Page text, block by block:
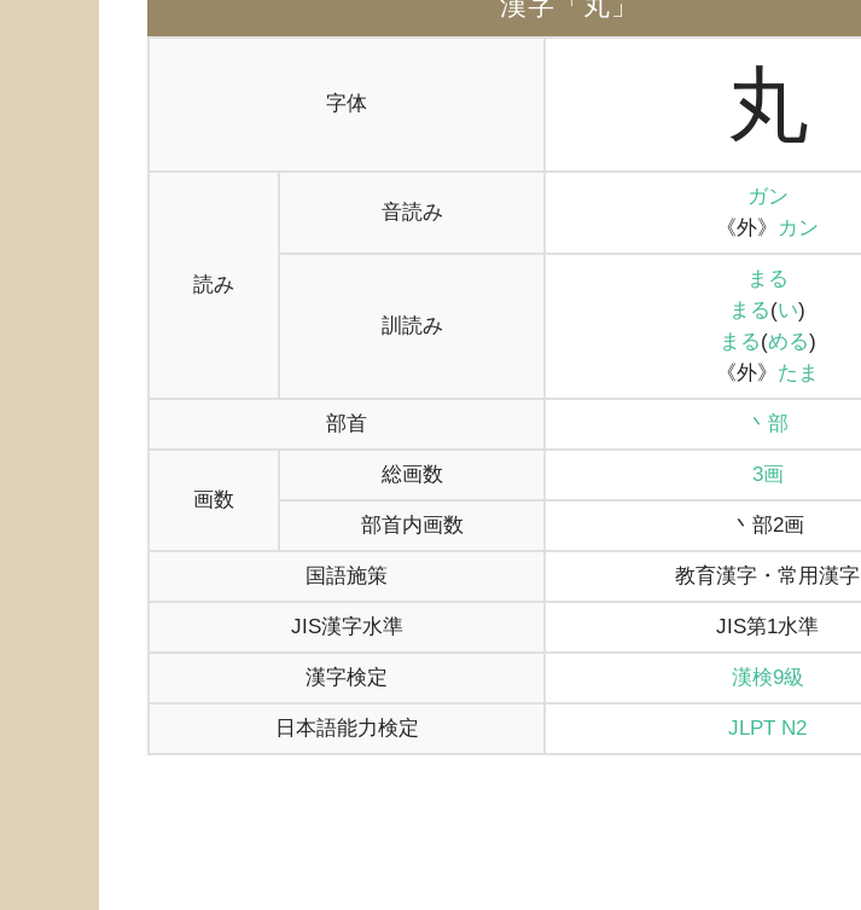
字体 丸
読み
音読み
ガン
《外》 カン
訓読み
まる
まる(い)
まる(める)
《外》 たま
部首 丶部
画数
総画数 3画
部首内画数 丶部2画
国語施策 教育漢字・常用漢字
JIS漢字水準 JIS第1水準
漢字検定 漢検9級
日本語能力検定 JLPT N2